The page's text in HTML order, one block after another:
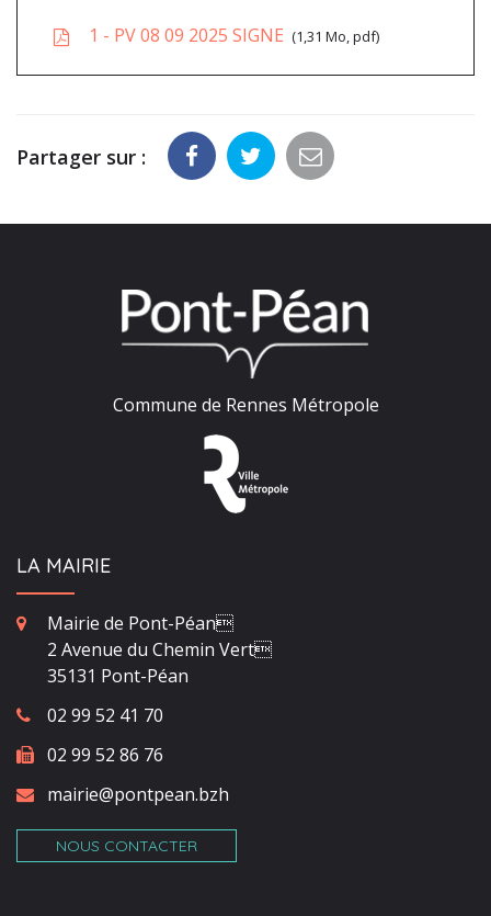
1 - PV 08 09 2025 SIGNE 1,31 Mo, pdf
Partager sur :
Commune de Rennes Métropole
LA MAIRIE
Mairie de Pont-Péan
2 Avenue du Chemin Vert
35131 Pont-Péan
02 99 52 41 70
02 99 52 86 76
mairie@pontpean.bzh
NOUS CONTACTER